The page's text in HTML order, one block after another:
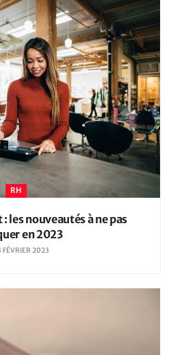
RH
les nouveautés à ne pas
en 2023
FÉVRIER 2023